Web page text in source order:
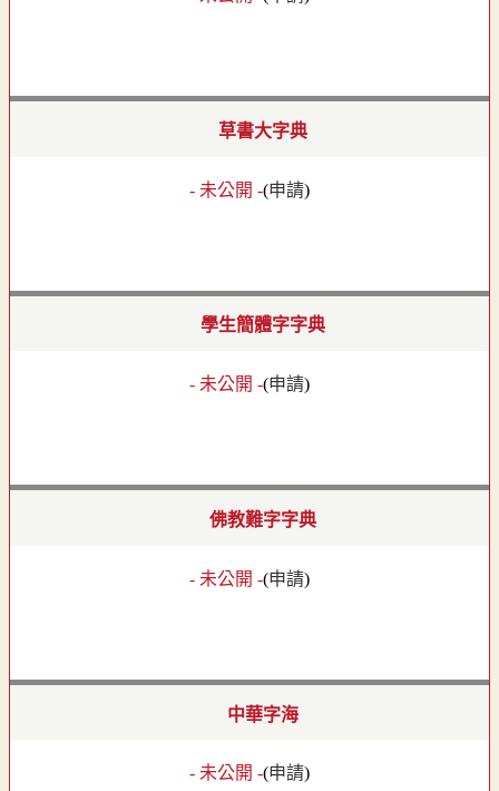
草書大字典
- 未公開 -(申請)
學生簡體字字典
- 未公開 -(申請)
佛教難字字典
- 未公開 -(申請)
中華字海
- 未公開 -(申請)